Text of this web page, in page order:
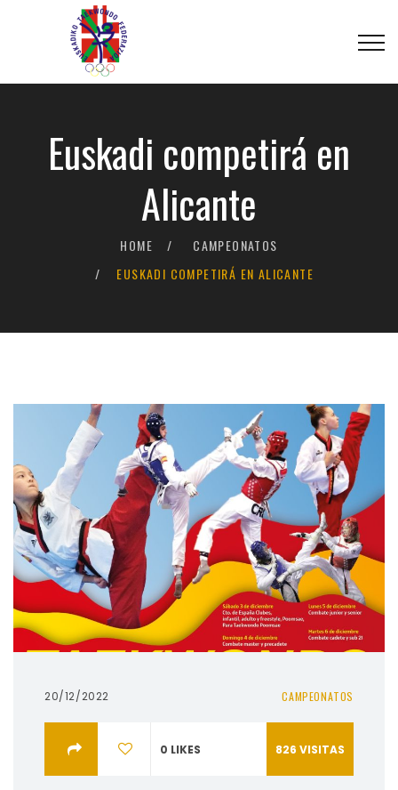
Euskadi competirá en
Alicante
HOME
CAMPEONATOS
EUSKADI COMPETIRÁ EN ALICANTE
20/12/2022 CAMPEONATOS
0 LIKES 826 VISITAS